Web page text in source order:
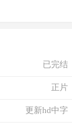
已完结
正片
更新hd中字